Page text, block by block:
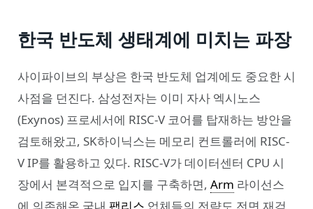
한국 반도체 생태계에 미치는 파장
사이파이브의 부상은 한국 반도체 업계에도 중요한 시
사점을 던진다. 삼성전자는 이미 자사 엑시노스
(Exynos) 프로세서에 RISC-V 코어를 탑재하는 방안을
검토해왔고, SK하이닉스는 메모리 컨트롤러에 RISC-
V IP를 활용하고 있다. RISC-V가 데이터센터 CPU 시
장에서 본격적으로 입지를 구축하면, Arm 라이선스